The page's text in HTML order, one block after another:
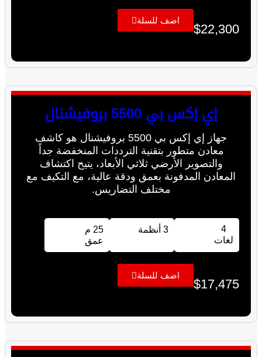
$22,300
اضف للسلة
إي إكس بي 5500 بروفيشنال
جهاز إي إكس بي 5500 بروفيشنال هو كاشف
معادن متطور بتقنية الترددات المنخفضة جداً
والتصوير الأرضي ثلاثي الأبعاد، يتيح اكتشاف
المعادن المدفونة بعمق ودقة عالية، مع التكيف مع
مختلف التضاريس.
4
لغات
3 أنظمة
25 م
عمق
$17,475
اضف للسلة